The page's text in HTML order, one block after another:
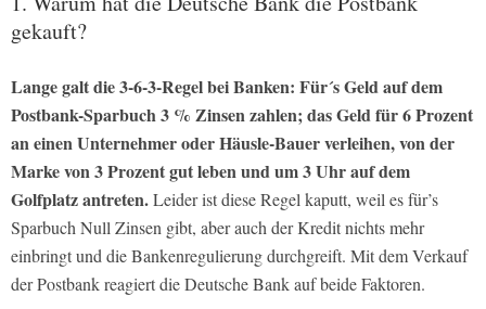
gekauft?
Lange galt die 3-6-3-Regel bei Banken: Für´s Geld auf dem
Postbank-Sparbuch 3 % Zinsen zahlen; das Geld für 6 Prozent
an einen Unternehmer oder Häusle-Bauer verleihen, von der
Marke von 3 Prozent gut leben und um 3 Uhr auf dem
Golfplatz antreten.Leider ist diese Regel kaputt, weil es für’s
Sparbuch Null Zinsen gibt, aber auch der Kredit nichts mehr
einbringt und die Bankenregulierung durchgreift. Mit dem Verkauf
der Postbank reagiert die Deutsche Bank auf beide Faktoren.